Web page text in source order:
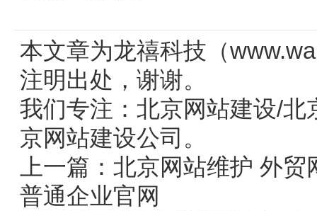
本文章为龙禧科技（
注明出处，谢谢。
我们专注： 北京网站建设/北
京网站建设公司。
上一篇： 北京网站维护 外贸
普通企业官网